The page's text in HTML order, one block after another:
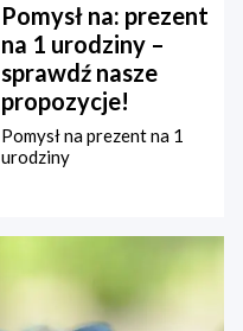
Pomysł na: prezent
na 1 urodziny –
sprawdź nasze
propozycje!
Pomysł na prezent na 1
urodziny